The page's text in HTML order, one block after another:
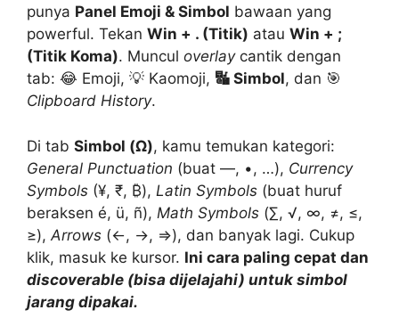
punya Panel Emoji & Simbol bawaan yang
powerful. Tekan Win + . (Titik) atau Win + ;
(Titik Koma). Muncul overlaycantik dengan
tab: 😂 Emoji, 💡 Kaomoji, 🔣 Simbol, dan 🎯
Clipboard History.
Di tab Simbol (Ω), kamu temukan kategori:
General Punctuation (buat —, •, …), Currency
Symbols (¥, ₹, ₿), Latin Symbols (buat huruf
beraksen é, ü, ñ), Math Symbols (∑, √, ∞, ≠, ≤,
≥), Arrows (←, →, ⇒), dan banyak lagi. Cukup
klik, masuk ke kursor. Ini cara paling cepat dan
discoverable (bisa dijelajahi) untuk simbol
jarang dipakai.